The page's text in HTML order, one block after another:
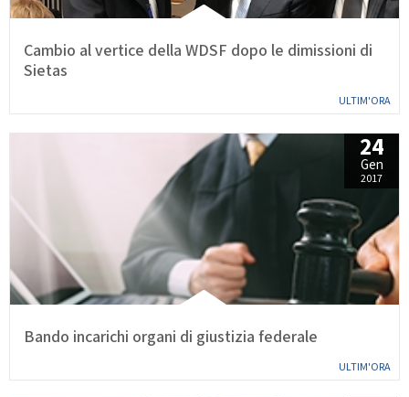
ULTIM'ORA
Cambio al vertice della WDSF dopo le dimissioni di
Sietas
24
Gen
2017
ULTIM'ORA
Bando incarichi organi di giustizia federale